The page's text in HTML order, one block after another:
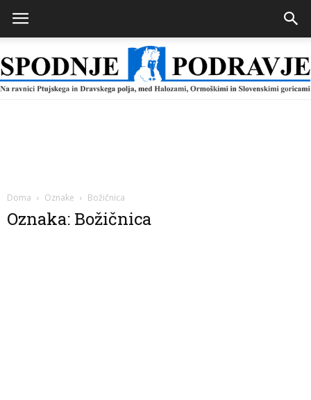
Doma Oznake Božičnica
Oznaka: Božičnica